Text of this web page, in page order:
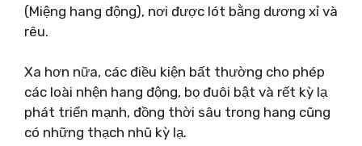
(Miệng hang động), nơi được lót bằng dương xỉ và
rêu.
Xa hơn nữa, các điều kiện bất thường cho phép
các loài nhện hang động, bọ đuôi bật và rết kỳ lạ
phát triển mạnh, đồng thời sâu trong hang cũng
có những thạch nhũ kỳ lạ.